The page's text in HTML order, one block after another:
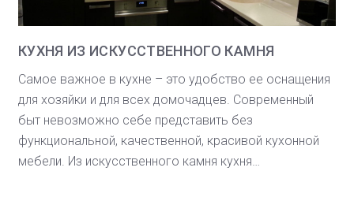
КУХНЯ ИЗ ИСКУССТВЕННОГО КАМНЯ
Самое важное в кухне – это удобство ее оснащения
для хозяйки и для всех домочадцев. Современный
быт невозможно себе представить без
функциональной, качественной, красивой кухонной
мебели. Из искусственного камня кухня…